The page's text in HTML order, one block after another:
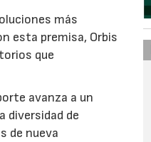
más
esta premisa, Orbis
que
avanza a un
diversidad de
de nueva